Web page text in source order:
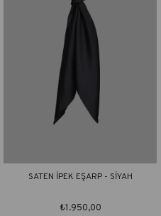
SATEN İPEK EŞARP - SİYAH
₺1.950,00